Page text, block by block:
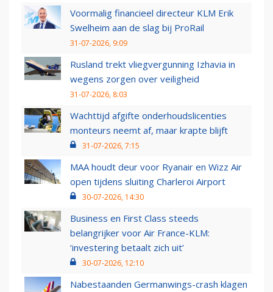
Voormalig financieel directeur KLM Erik
Swelheim aan de slag bij ProRail
31-07-2026, 9:09
Rusland trekt vliegvergunning Izhavia in
wegens zorgen over veiligheid
31-07-2026, 8:03
Wachttijd afgifte onderhoudslicenties
monteurs neemt af, maar krapte blijft
31-07-2026, 7:15
MAA houdt deur voor Ryanair en Wizz Air
open tijdens sluiting Charleroi Airport
30-07-2026, 14:30
Business en First Class steeds
belangrijker voor Air France-KLM:
‘investering betaalt zich uit’
30-07-2026, 12:10
Nabestaanden Germanwings-crash klagen